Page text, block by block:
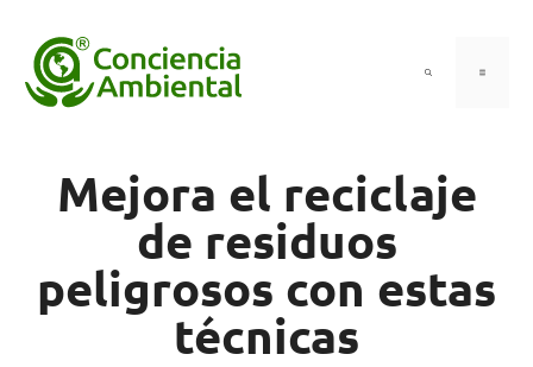
contenido
Menú
Mejora el reciclaje
de residuos
peligrosos con estas
técnicas